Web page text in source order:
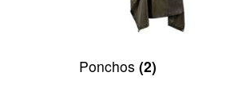
Ponchos (2)